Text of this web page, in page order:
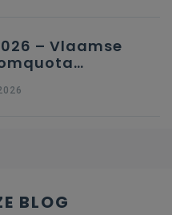
– Vlaamse
RIZIV-
BLOG